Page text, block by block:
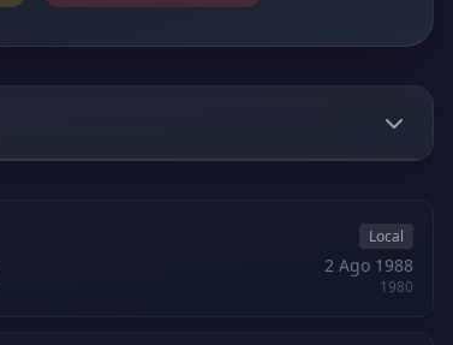
Local
2 Ago 1988
1980